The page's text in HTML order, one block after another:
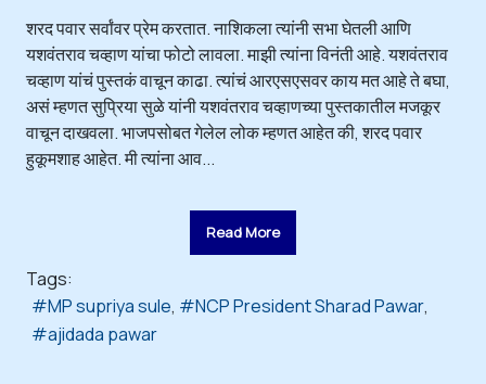
शरद पवार सर्वांवर प्रेम करतात. नाशिकला त्यांनी सभा घेतली आणि
यशवंतराव चव्हाण यांचा फोटो लावला. माझी त्यांना विनंती आहे. यशवंतराव
चव्हाण यांचं पुस्तकं वाचून काढा. त्यांचं आरएसएसवर काय मत आहे ते बघा,
असं म्हणत सुप्रिया सुळे यांनी यशवंतराव चव्हाणच्या पुस्तकातील मजकूर
वाचून दाखवला. भाजपसोबत गेलेल लोक म्हणत आहेत की, शरद पवार
हुकूमशाह आहेत. मी त्यांना आव...
Read More
Tags:
MP supriya sule
NCP President Sharad Pawar
ajidada pawar